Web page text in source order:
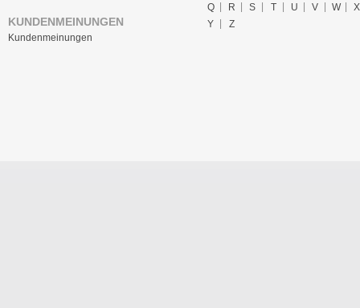
KUNDENMEINUNGEN
Kundenmeinungen
Q
R S T U V W
X
Y
Z